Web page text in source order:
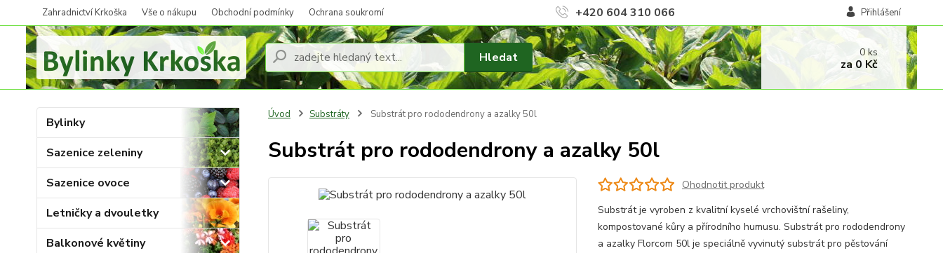
Zahradnictví Krkoška Vše o nákupu Obchodní podmínky Ochrana soukromí Přihlášení
Hledat
+420 604 310 066
0ks
za 0 Kč
Bylinky
Sazenice zeleniny
Sazenice ovoce
Letničky a dvouletky
Balkonové květiny
Úvod Substráty Substrát pro rododendrony a azalky 50l
Substrát pro rododendrony a azalky 50l
Ohodnotit produkt
Substrát je vyroben z kvalitní kyselé vrchovištní rašeliny,
kompostované kůry a přírodního humusu. Substrát pro rododendrony
a azalky Florcom 50l je speciálně vyvinutý substrát pro pěstování